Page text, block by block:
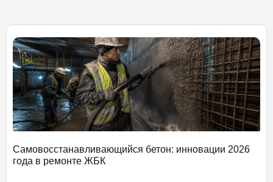
Самовосстанавливающийся бетон: инновации 2026
года в ремонте ЖБК